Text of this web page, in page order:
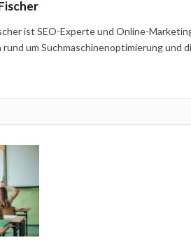
ist SEO-Experte und Online-
rund um Suchmaschinenoptimierung und